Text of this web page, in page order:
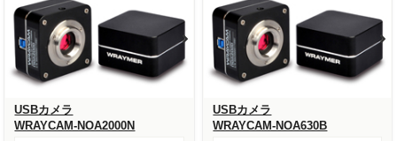
USBカメラ
WRAYCAM-NOA2000N
USBカメラ
WRAYCAM-NOA630B